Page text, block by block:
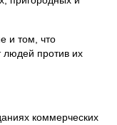
и том, что
людей против их
коммерческих